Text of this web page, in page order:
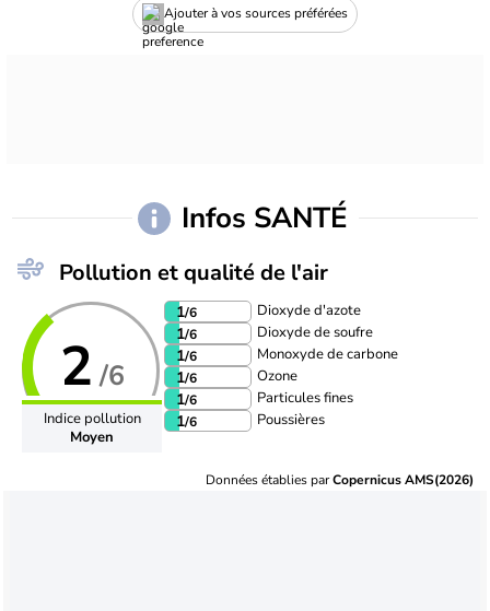
Ajouter à vos sources préférées
Infos SANTÉ
Pollution et qualité de l'air
2 /6
Indice pollution
Moyen
1/6 Dioxyde d'azote
1/6 Dioxyde de soufre
1/6 Monoxyde de carbone
1/6 Ozone
1/6 Particules fines
1/6 Poussières
Données établies parCopernicus AMS(2026)